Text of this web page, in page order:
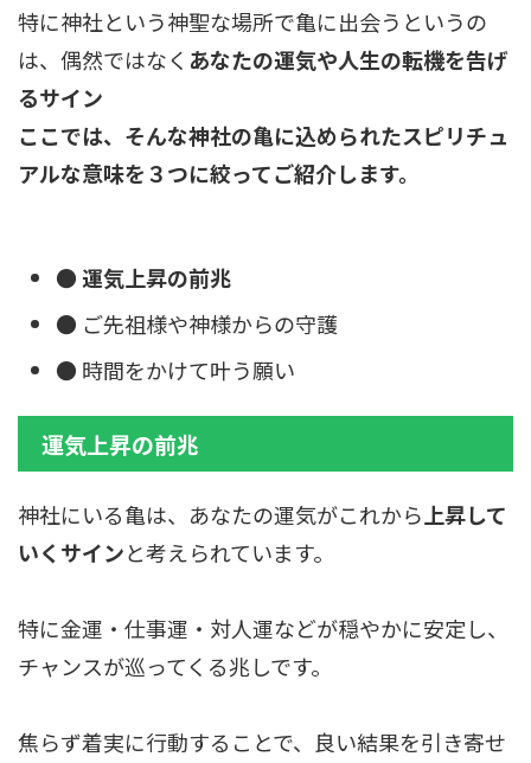
特に神社という神聖な場所で亀に出会うというの
は、偶然ではなく あなたの運気や人生の転機を告げ
るサイン
ここでは、そんな神社の亀に込められたスピリチュ
アルな意味を３つに絞ってご紹介します。
● 運気上昇の前兆
● ご先祖様や神様からの守護
● 時間をかけて叶う願い
運気上昇の前兆
神社にいる亀は、あなたの運気がこれから上昇して
いくサインと考えられています。
特に金運・仕事運・対人運などが穏やかに安定し、
チャンスが巡ってくる兆しです。
焦らず着実に行動することで、良い結果を引き寄せ